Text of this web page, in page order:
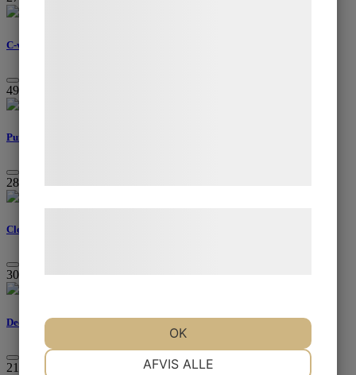
C-vitamin serum
495
Purifying clay mask
283
Cleansing cream, 150ml
303
Deodorant Rosenserien, 50ml
210 AFVIS ALLE
OK